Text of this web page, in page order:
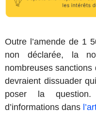
Outre l’amende de 1
non déclarée, la
nombreuses
devraient dissuader
poser la
d’informations dans